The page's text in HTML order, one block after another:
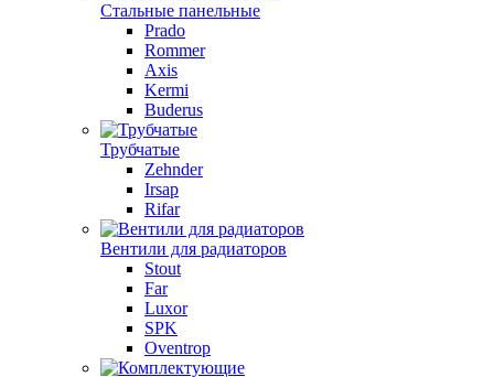
Стальные панельные
Prado
Rommer
Axis
Kermi
Buderus
Трубчатые
Zehnder
Irsap
Rifar
Вентили для радиаторов
Stout
Far
Luxor
SPK
Oventrop